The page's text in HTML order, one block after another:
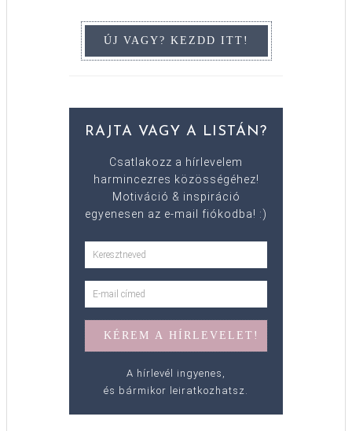
RAJTA VAGY A LISTÁN?
Csatlakozz a hírlevelem
harmincezres közösségéhez!
Motiváció & inspiráció
egyenesen az e-mail fiókodba! :)
A hírlevél ingyenes,
és bármikor leiratkozhatsz.